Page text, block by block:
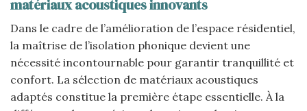
matériaux acoustiques innovants
Dans le cadre de l’amélioration de l’espace résidentiel,
la maîtrise de l’isolation phonique devient une
nécessité incontournable pour garantir tranquillité et
confort. La sélection de matériaux acoustiques
adaptés constitue la première étape essentielle. À la